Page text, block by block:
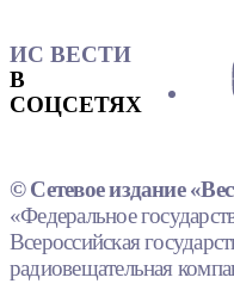
ИС ВЕСТИ
В
СОЦСЕТЯХ
© Сетевое издание
«Федеральное
Всероссийская
радиовещательная